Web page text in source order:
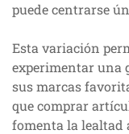
puede centrarse
Esta variación
experimentar una
sus marcas
que comprar
fomenta la lealtad